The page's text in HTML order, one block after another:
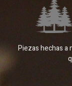
Piezas hechas a